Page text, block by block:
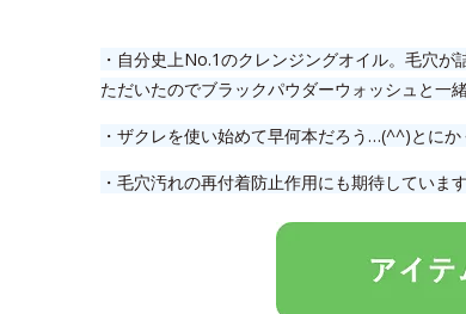
・自分史上No.1のクレンジングオイル。毛穴
ただいたのでブラックパウダーウォッシュと一
・ザクレを使い始めて早何本だろう…(^^)とにか
・毛穴汚れの再付着防止作用にも期待していま